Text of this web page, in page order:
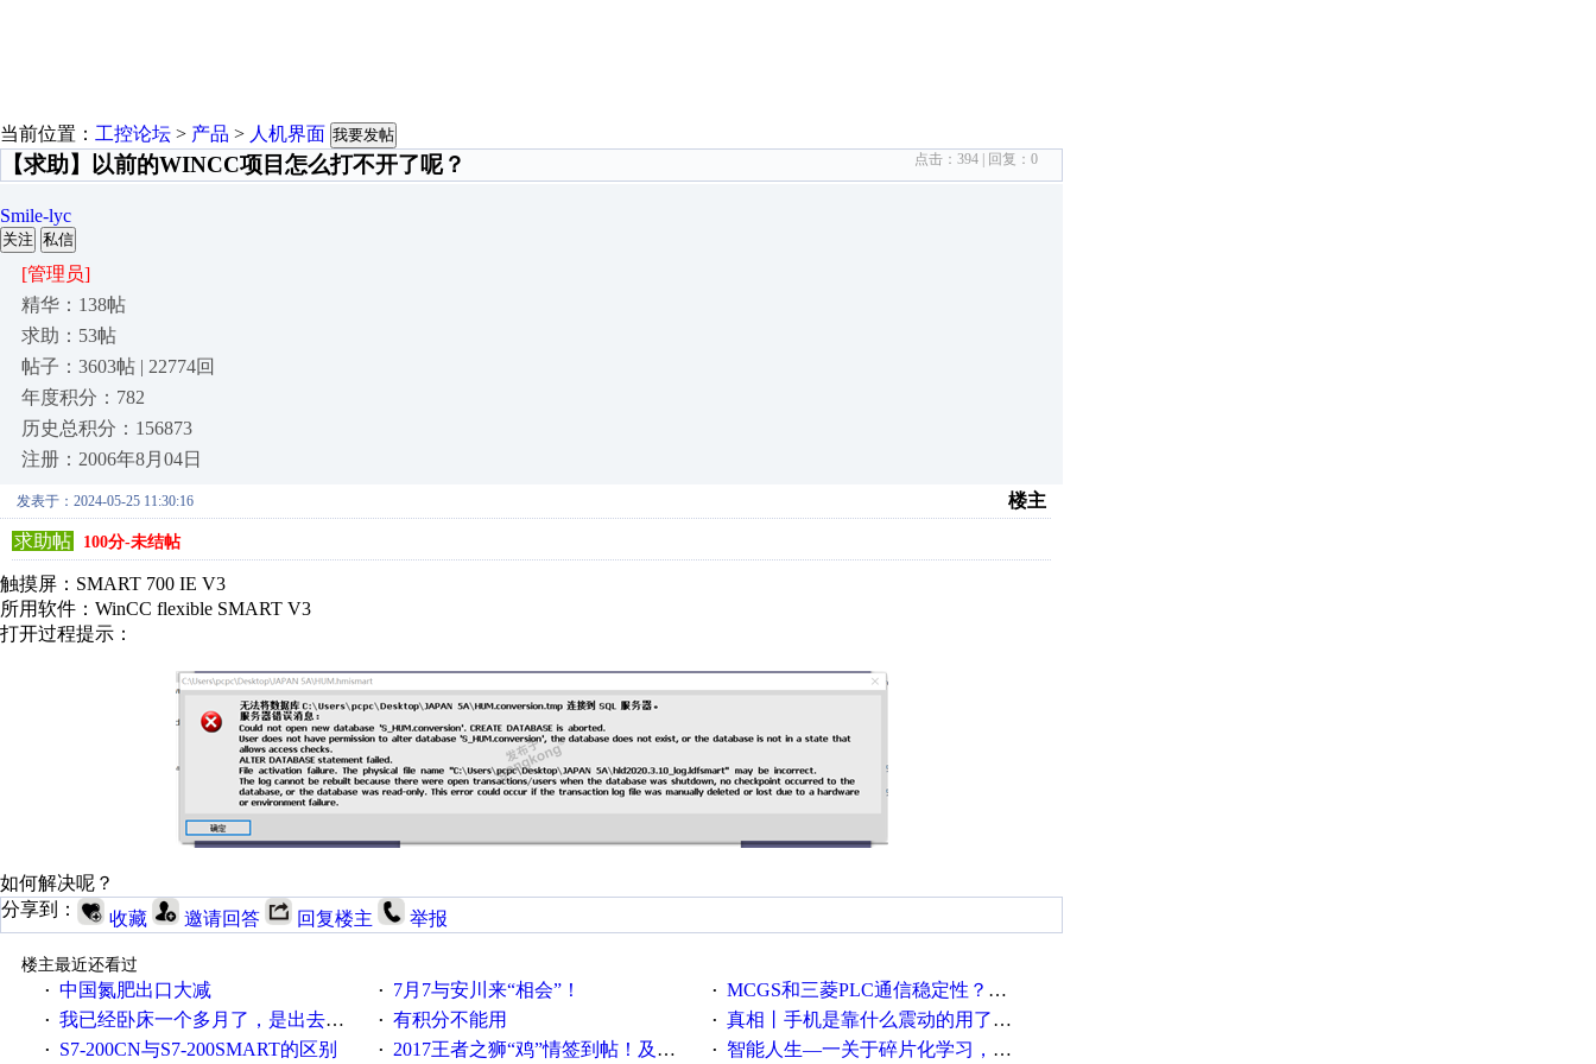
当前位置： 工控论坛 > 产品 > 人机界面 我要发帖
【求助】以前的WINCC项目怎么打不开了呢？ 点击： 394 | 回复： 0
Smile-lyc
关注 私信
[管理员]
精华：138帖
求助：53帖
帖子：3603帖 | 22774回
年度积分：782
历史总积分：156873
注册：2006年8月04日
发表于：2024-05-25 11:30:16
楼主
求助帖
100分-未结帖
触摸屏：SMART 700 IE V3
所用软件：WinCC flexible SMART V3
打开过程提示：
如何解决呢？
分享到：
收藏 邀请回答 回复楼主 举报
楼主最近还看过
· 中国氮肥出口大减 · 7月7与安川来“相会”！ · MCGS和三菱PLC通信稳定性？？？
· 我已经卧床一个多月了，是出去安装机械手在高速遭遇车祸所致:大家工作都要特别注意啊 · 有积分不能用 · 真相丨手机是靠什么震动的用了这么多年才知道！
· S7-200CN与S7-200SMART的区别 · 2017王者之狮“鸡”情签到帖！及时更新在线研讨会预告 · 智能人生—一关于碎片化学习，看这一篇就够了！